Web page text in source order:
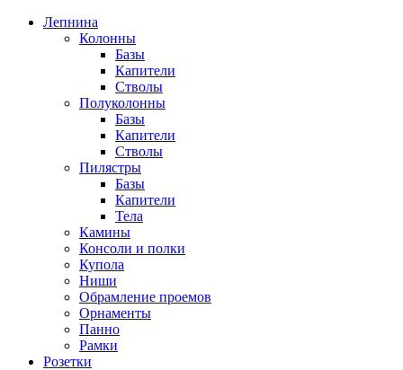
Лепнина
Колонны
Базы
Капители
Стволы
Полуколонны
Базы
Капители
Стволы
Пилястры
Базы
Капители
Тела
Камины
Консоли и полки
Купола
Ниши
Обрамление проемов
Орнаменты
Панно
Рамки
Розетки